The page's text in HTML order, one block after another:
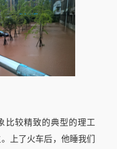
比较精致的典型的理工
上了火车后，他睡我们